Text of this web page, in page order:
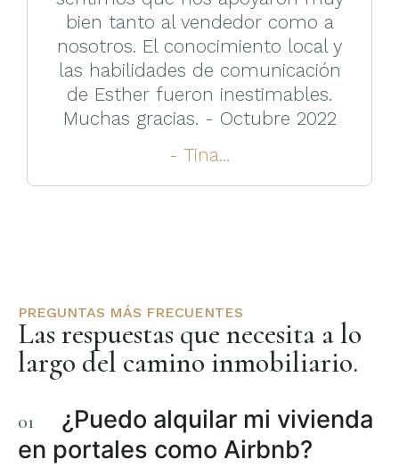
bien tanto al vendedor como a
nosotros. El conocimiento local y
las habilidades de comunicación
de Esther fueron inestimables.
Muchas gracias. - Octubre 2022
- Tina...
PREGUNTAS MÁS FRECUENTES
Las respuestas que necesita a lo
largo del camino inmobiliario.
¿Puedo alquilar mi vivienda
en portales como Airbnb?